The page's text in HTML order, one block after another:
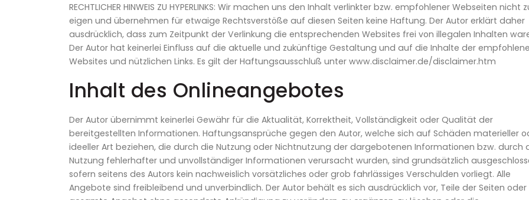
RECHTLICHER HINWEIS ZU HYPERLINKS: Wir machen uns den Inhalt verlinkter bzw. empfohlener Webseiten nicht
eigen und übernehmen für etwaige Rechtsverstöße auf diesen Seiten keine Haftung. Der Autor erklärt daher
ausdrücklich, dass zum Zeitpunkt der Verlinkung die entsprechenden Websites frei von illegalen Inhalten
Der Autor hat keinerlei Einfluss auf die aktuelle und zukünftige Gestaltung und auf die Inhalte der
Websites und nützlichen Links. Es gilt der Haftungsausschluß unter www.disclaimer.de/disclaimer.htm
Inhalt des Onlineangebotes
Der Autor übernimmt keinerlei Gewähr für die Aktualität, Korrektheit, Vollständigkeit oder Qualität der
bereitgestellten Informationen. Haftungsansprüche gegen den Autor, welche sich auf Schäden materieller
ideeller Art beziehen, die durch die Nutzung oder Nichtnutzung der dargebotenen Informationen bzw. durch
Nutzung fehlerhafter und unvollständiger Informationen verursacht wurden, sind grundsätzlich
sofern seitens des Autors kein nachweislich vorsätzliches oder grob fahrlässiges Verschulden vorliegt. Alle
Angebote sind freibleibend und unverbindlich. Der Autor behält es sich ausdrücklich vor, Teile der Seiten oder